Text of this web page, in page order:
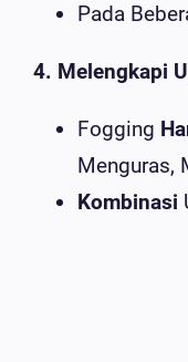
Pada
4. Melengkapi
Fogging
Menguras,
Kombinasi